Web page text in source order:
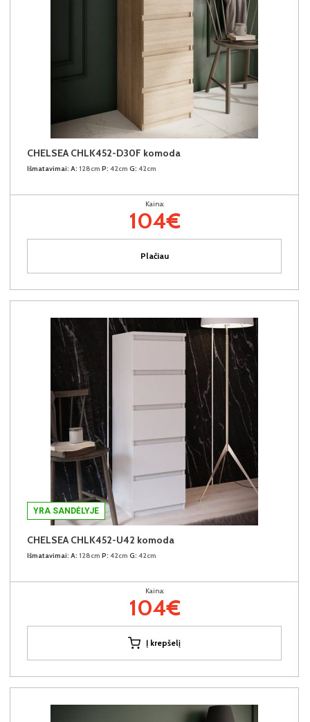
CHELSEA CHLK452-D30F komoda
Išmatavimai: A: 128cm P: 42cm G: 42cm
Kaina:
104€
Plačiau
YRA SANDĖLYJE
CHELSEA CHLK452-U42 komoda
Išmatavimai: A: 128cm P: 42cm G: 42cm
Kaina:
104€
Į krepšelį